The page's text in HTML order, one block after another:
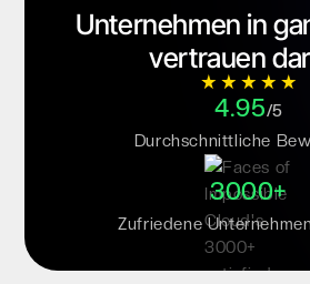
Unternehmen in
vertrauen
4.95/5
Durchschnittliche
3000+
Zufriedene